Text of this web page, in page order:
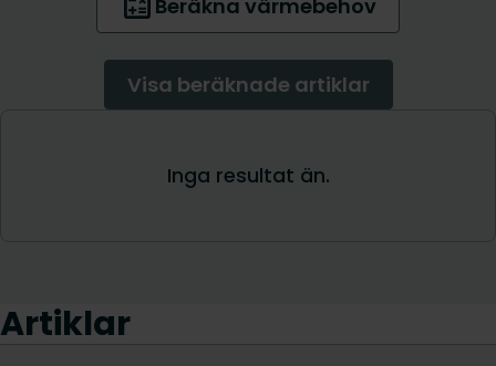
Artiklar